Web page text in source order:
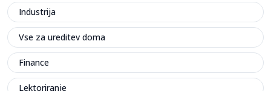
Industrija
Vse za ureditev doma
Finance
Lektoriranje